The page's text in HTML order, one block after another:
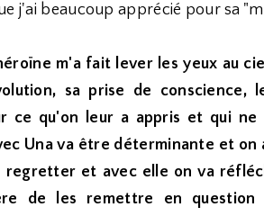
j'ai beaucoup apprécié pour sa
m'a fait lever les yeux au
sa prise de
ce qu'on leur a appris et qui
Una va être déterminante et
regretter et avec elle on va
de les remettre en